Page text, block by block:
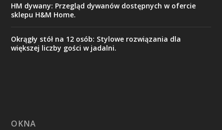
HM dywany: Przegląd dywanów dostępnych w ofercie
sklepu H&M Home.
Okrągły stół na 12 osób: Stylowe rozwiązania dla
większej liczby gości w jadalni.
OKNA